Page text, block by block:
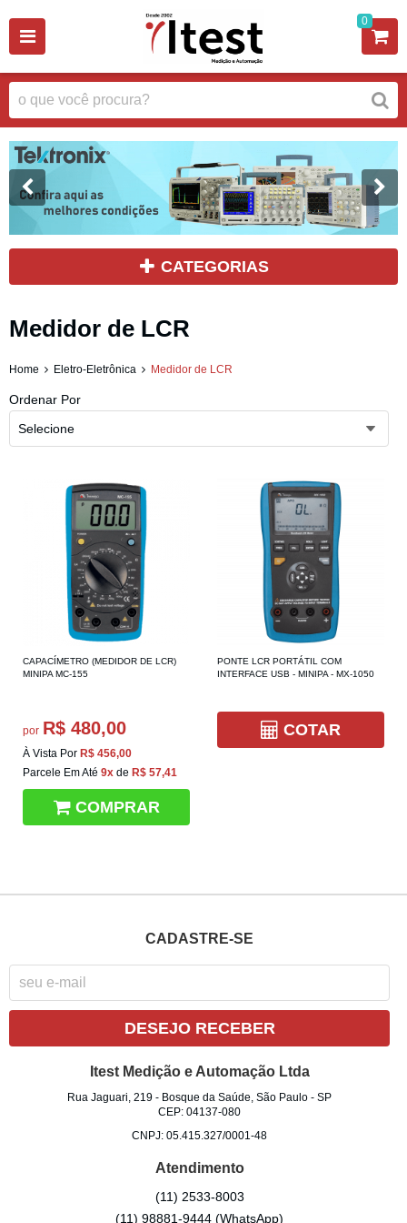
0
CATEGORIAS
Medidor de LCR
Home Eletro-Eletrônica Medidor de LCR
Ordenar Por
Selecione
CAPACÍMETRO (MEDIDOR DE LCR)
MINIPA MC-155
por R$ 480,00
À Vista Por R$ 456,00
Parcele Em Até 9x de R$ 57,41
COMPRAR
PONTE LCR PORTÁTIL COM
INTERFACE USB - MINIPA - MX-1050
COTAR
CADASTRE-SE
DESEJO RECEBER
Itest Medição e Automação Ltda
Rua Jaguari, 219 - Bosque da Saúde, São Paulo -SP
CEP: 04137-080
CNPJ: 05.415.327/0001-48
Atendimento
(11) 2533-8003
(11) 98881-9444(WhatsApp)